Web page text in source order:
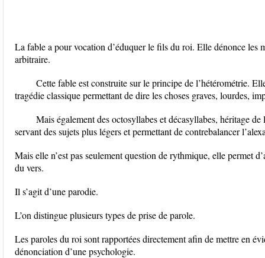
La fable a pour vocation d’éduquer le fils du roi. Elle dénonce les
arbitraire.
Cette fable est construite sur le principe de l’hétérométrie.
tragédie classique permettant de dire les choses graves, lourdes,
Mais également des octosyllabes et décasyllabes, héritage
servant des sujets plus légers et permettant de contrebalancer
Mais elle n’est pas seulement question de rythmique, elle permet
du vers.
Il s’agit d’une parodie.
L’on distingue plusieurs types de prise de parole.
Les paroles du roi sont rapportées directement afin de mettre en
dénonciation d’une psychologie.